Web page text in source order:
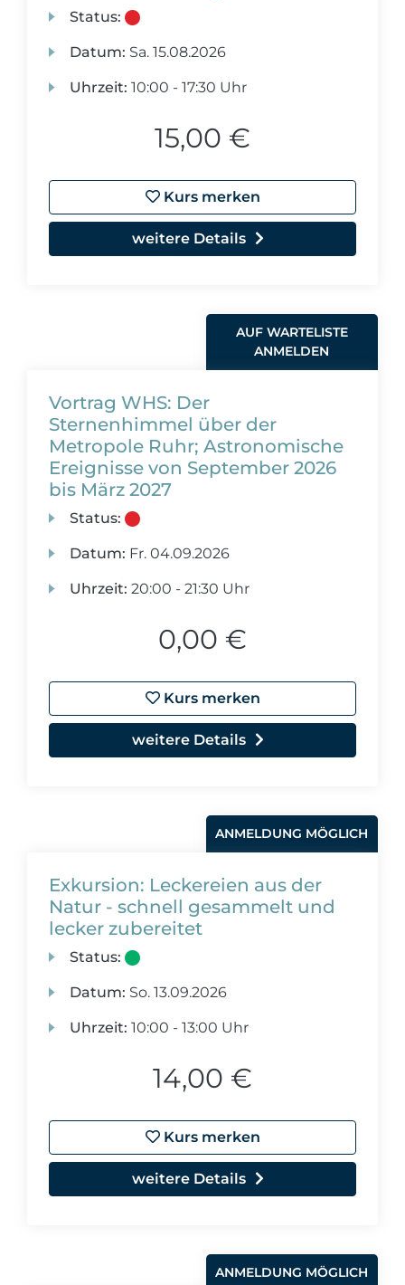
Status:
Datum: Sa. 15.08.2026
Uhrzeit: 10:00 - 17:30 Uhr
15,00 €
Kurs merken
weitere Details
AUF WARTELISTE
ANMELDEN
Vortrag WHS: Der
Sternenhimmel über der
Metropole Ruhr; Astronomische
Ereignisse von September 2026
bis März 2027
Status:
Datum: Fr. 04.09.2026
Uhrzeit: 20:00 - 21:30 Uhr
0,00 €
Kurs merken
weitere Details
ANMELDUNG MÖGLICH
Exkursion: Leckereien aus der
Natur - schnell gesammelt und
lecker zubereitet
Status:
Datum: So. 13.09.2026
Uhrzeit: 10:00 - 13:00 Uhr
14,00 €
Kurs merken
weitere Details
ANMELDUNG MÖGLICH